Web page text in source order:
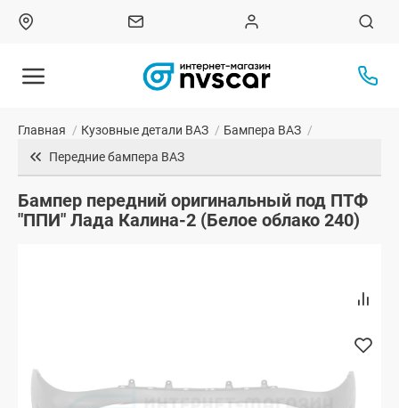
Главная / Кузовные детали ВАЗ / Бампера ВАЗ /
Передние бампера ВАЗ
Бампер передний оригинальный под ПТФ
"ППИ" Лада Калина-2 (Белое облако 240)